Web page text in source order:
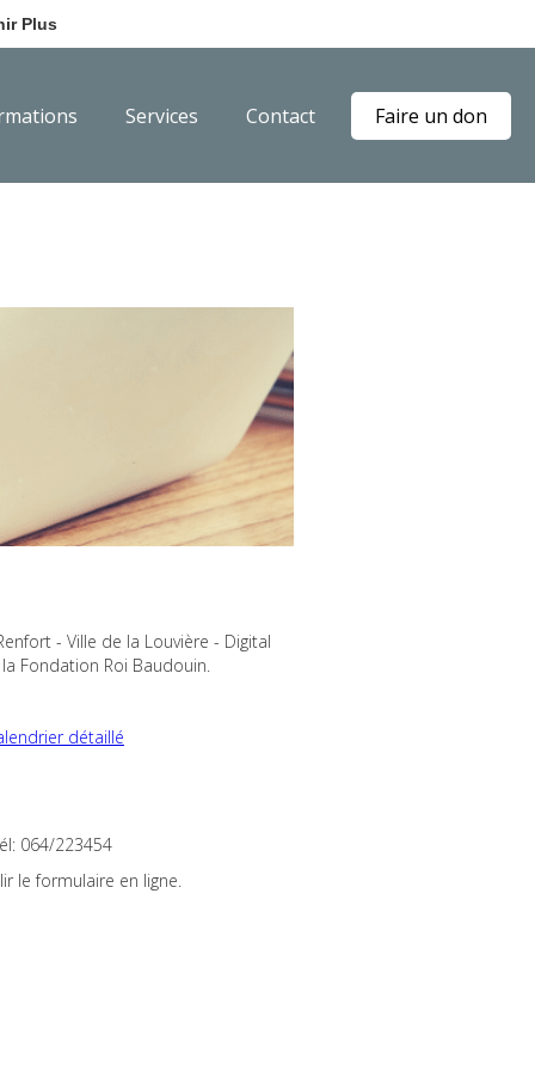
Plus
Services Contact Faire un don
- Ville de la Louvière - Digital
Fondation Roi Baudouin.
détaillé
064/223454
le formulaire en ligne.